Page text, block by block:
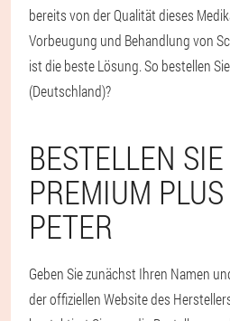
bereits von der Qualität dieses
Vorbeugung und Behandlung von
ist die beste Lösung. So bestellen
(Deutschland)?
BESTELLEN
PREMIUM
PETER
Geben Sie zunächst Ihren Namen
der offiziellen Website des